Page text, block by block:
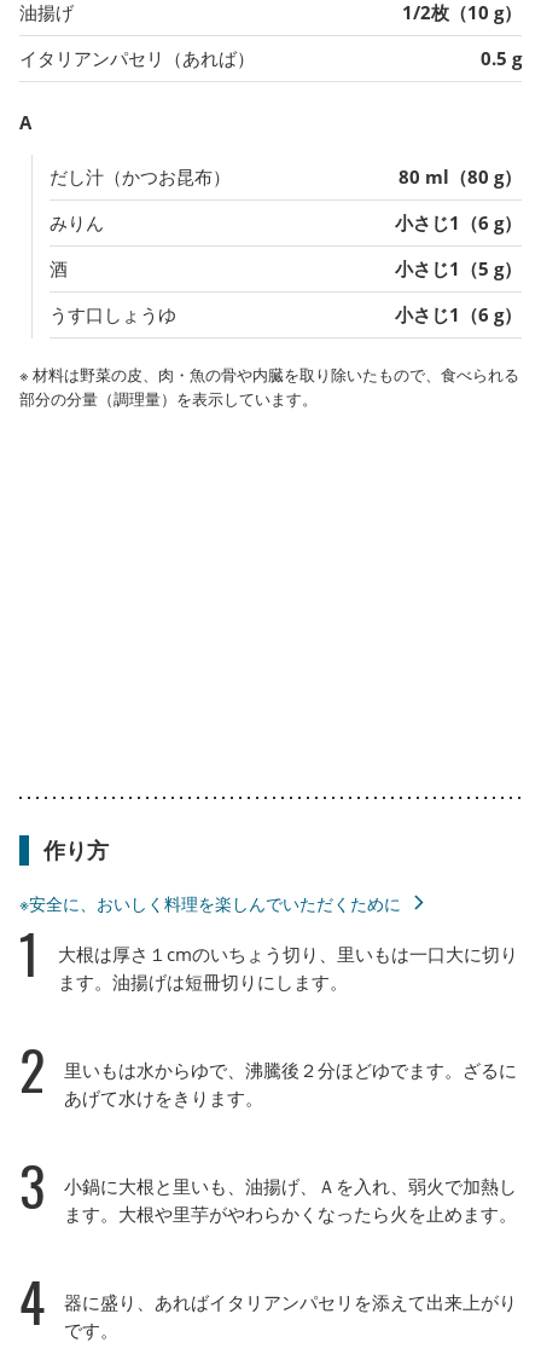
油揚げ
1/2枚（10 g）
イタリアンパセリ（あれば）
0.5 g
A
だし汁（かつお昆布）
80 ml（80 g）
みりん
小さじ1（6 g）
酒
小さじ1（5 g）
うす口しょうゆ
小さじ1（6 g）
※ 材料は野菜の皮、肉・魚の骨や内臓を取り除いたもので、食べられる
部分の分量（調理量）を表示しています。
作り方
※安全に、おいしく料理を楽しんでいただくために
1
大根は厚さ１cmのいちょう切り、里いもは一口大に切り
ます。油揚げは短冊切りにします。
2
里いもは水からゆで、沸騰後２分ほどゆでます。ざるに
あげて水けをきります。
3
小鍋に大根と里いも、油揚げ、Ａを入れ、弱火で加熱し
ます。大根や里芋がやわらかくなったら火を止めます。
4
器に盛り、あればイタリアンパセリを添えて出来上がり
です。